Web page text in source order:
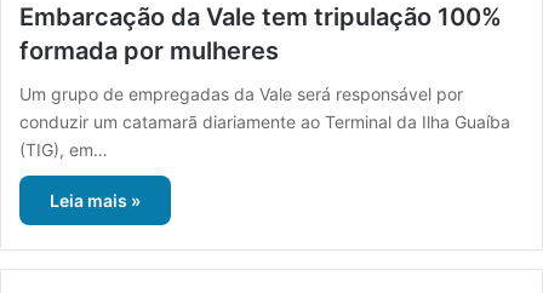
Embarcação da Vale tem tripulação 100%
formada por mulheres
Um grupo de empregadas da Vale será responsável por
conduzir um catamarã diariamente ao Terminal da Ilha Guaíba
(TIG), em…
Leia mais »